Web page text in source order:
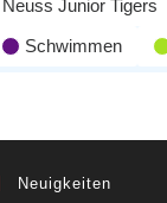
Junior Tigers
Schwimmen
Neuigkeiten